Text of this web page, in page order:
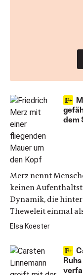
dem
Merz nennt
keinen
Dynamik, die hinter
Theweleit einmal
Elsa Koester